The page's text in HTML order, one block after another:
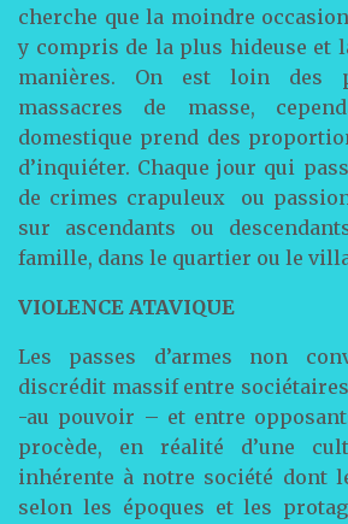
cherche que la moindre
y compris de la plus hideuse et
manières. On est loin des
massacres de masse,
domestique prend des
d’inquiéter. Chaque jour qui
de crimes crapuleux ou
sur ascendants ou
famille, dans le quartier ou le
VIOLENCE ATAVIQUE
Les passes d’armes non
discrédit massif entre
-au pouvoir – et entre
procède, en réalité d’une
inhérente à notre société dont
selon les époques et les